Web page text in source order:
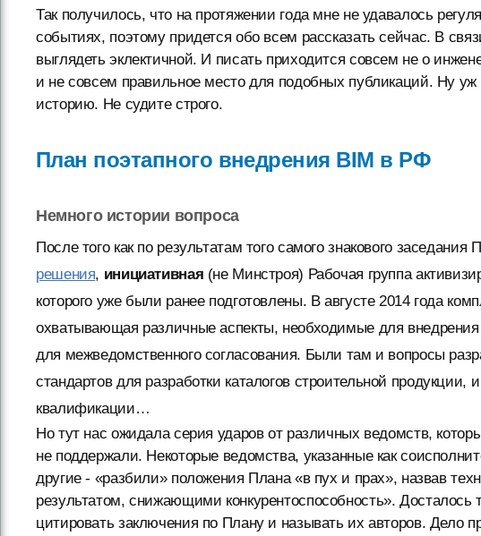
Так получилось, что на протяжении года мне не удавалось
событиях, поэтому придется обо всем рассказать сейчас. В
выглядеть эклектичной. И писать приходится совсем не о
и не совсем правильное место для подобных публикаций. Ну уж
историю. Не судите строго.
План поэтапного внедрения BIM в РФ
Немного истории вопроса
После того как по результатам того самого знакового
решения, инициативная (не Минстроя) Рабочая группа
которого уже были ранее подготовлены. В августе 2014 года
охватывающая различные аспекты, необходимые для
для межведомственного согласования. Были там и вопросы
стандартов для разработки каталогов строительной
квалификации…
Но тут нас ожидала серия ударов от различных ведомств,
не поддержали. Некоторые ведомства, указанные как
другие - «разбили» положения Плана «в пух и прах», назвав
результатом, снижающими конкурентоспособность».
цитировать заключения по Плану и называть их авторов. Дело